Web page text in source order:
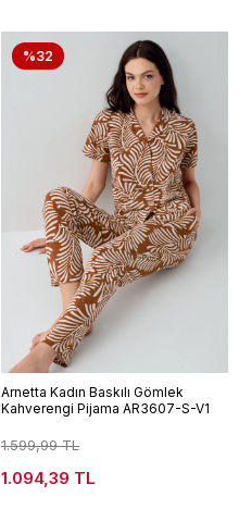
%32
Arnetta Kadın Baskılı Gömlek
Kahverengi Pijama AR3607-S-V1
1.599,99 TL
1.094,39 TL